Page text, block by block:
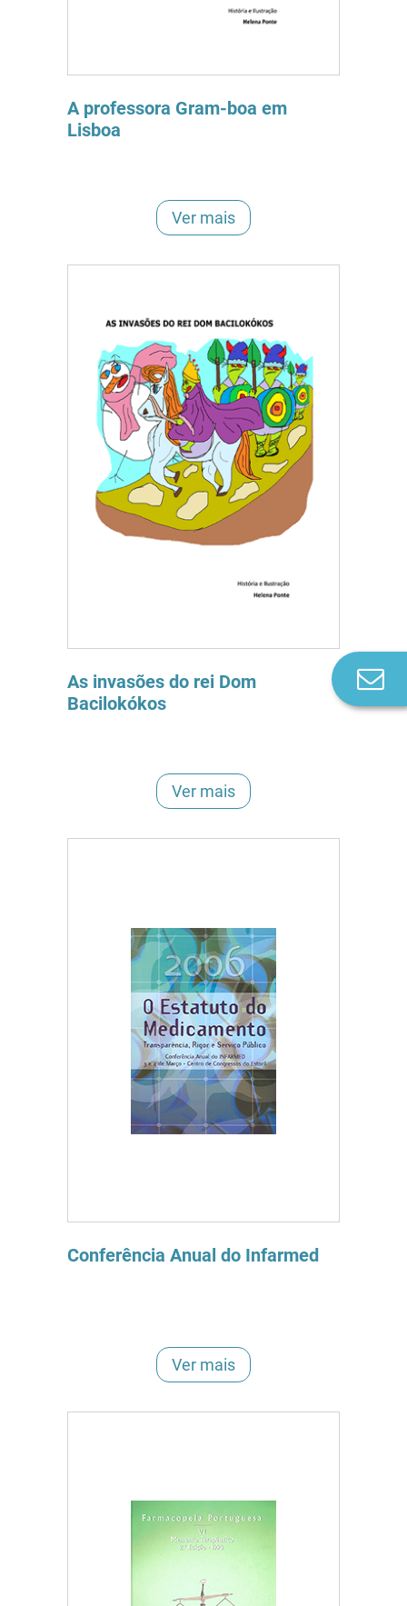
A professora Gram-boa em
Lisboa
Ver mais
As invasões do rei Dom
Bacilokókos
Ver mais
Conferência Anual do Infarmed
Ver mais